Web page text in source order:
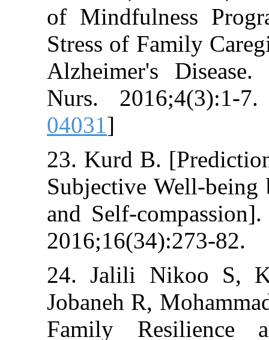
of
Stress of
Alzheimer's
Nurs.
04031
23. Kurd B.
Subjective
and Self-
24. Jalili
Jobaneh R,
Family